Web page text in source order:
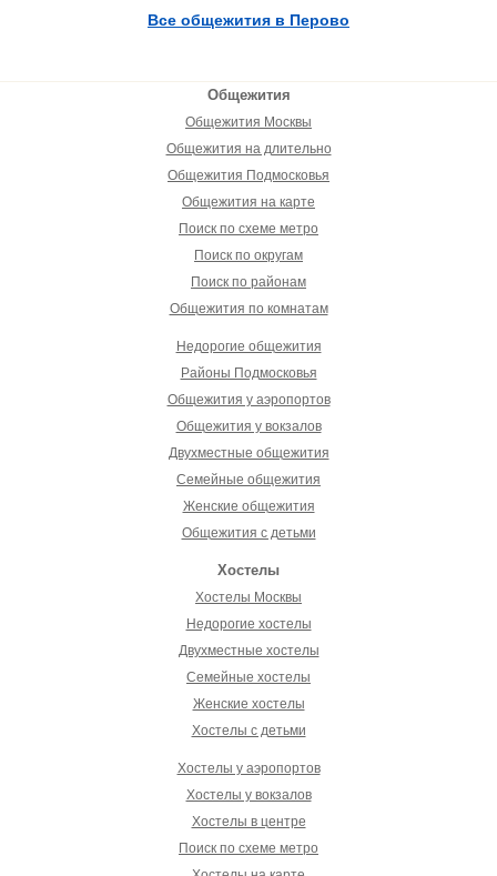
Все общежития в Перово
Общежития
Общежития Москвы
Общежития на длительно
Общежития Подмосковья
Общежития на карте
Поиск по схеме метро
Поиск по округам
Поиск по районам
Общежития по комнатам
Недорогие общежития
Районы Подмосковья
Общежития у аэропортов
Общежития у вокзалов
Двухместные общежития
Семейные общежития
Женские общежития
Общежития с детьми
Хостелы
Хостелы Москвы
Недорогие хостелы
Двухместные хостелы
Семейные хостелы
Женские хостелы
Хостелы с детьми
Хостелы у аэропортов
Хостелы у вокзалов
Хостелы в центре
Поиск по схеме метро